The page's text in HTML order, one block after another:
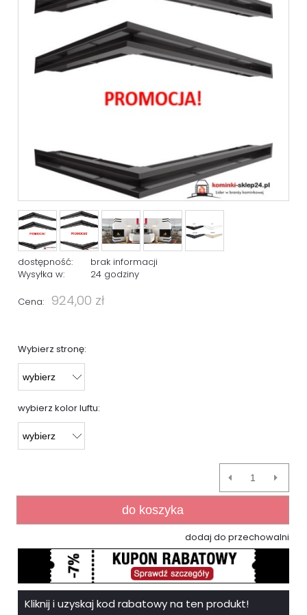
dostępność:
brak informacji
Wysyłka w:
24 godziny
Cena: 924,00 zł
Wybierz stronę:
wybierz kolor luftu:
do koszyka
dodaj do przechowalni
Kliknij i uzyskaj kod rabatowy na ten produkt!